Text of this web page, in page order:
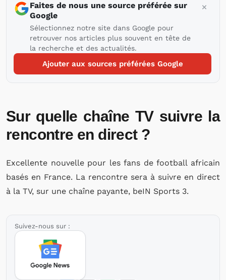
Faites de nous une source préférée sur
Google
Sélectionnez notre site dans Google pour
retrouver nos articles plus souvent en tête de
la recherche et des actualités.
Ajouter aux sources préférées Google
Sur quelle chaîne TV suivre la
rencontre en direct ?
Excellente nouvelle pour les fans de football africain
basés en France. La rencontre sera à suivre en direct
à la TV, sur une chaîne payante, beIN Sports 3.
Suivez-nous sur :